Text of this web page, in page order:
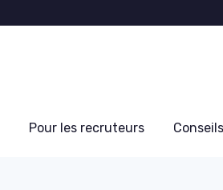
Pour les recruteurs